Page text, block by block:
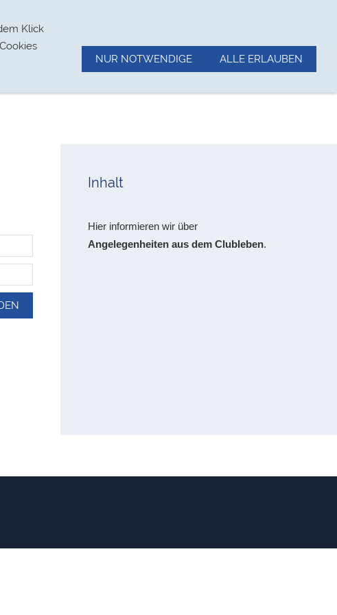
Inhalt
Hier informieren wir über
Angelegenheiten aus dem Clubleben.
Klick
NUR NOTWENDIGE ALLE ERLAUBEN